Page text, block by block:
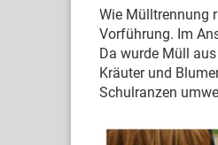
Wie Mülltrennung
Vorführung. Im
Da wurde Müll
Kräuter und
Schulranzen